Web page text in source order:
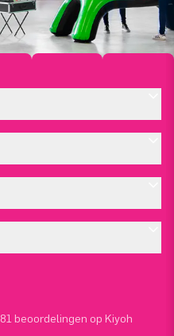
beoordelingen op Kiyoh